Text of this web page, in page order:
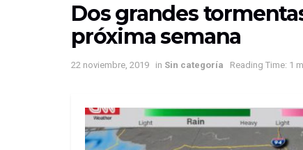
Dos grandes
próxima semana
22 noviembre, 2019 in Sin categoría Reading Time: 1